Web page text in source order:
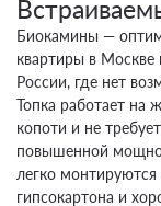
Биокамины —
квартиры в
России, где нет
Топка работает на
копоти и не
повышенной
легко монтируются
гипсокартона и